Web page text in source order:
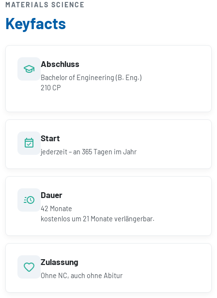
MATERIALS SCIENCE
Keyfacts
Abschluss
Bachelor of Engineering (B. Eng.)
210 CP
Start
jederzeit – an 365 Tagen im Jahr
Dauer
42 Monate
kostenlos um21 Monate verlängerbar.
Zulassung
Ohne NC, auch ohne Abitur